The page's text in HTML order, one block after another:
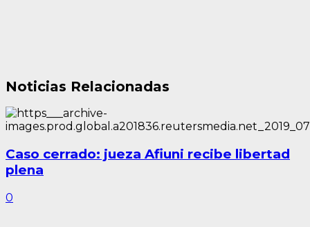
Noticias Relacionadas
Caso cerrado: jueza Afiuni recibe libertad
plena
0